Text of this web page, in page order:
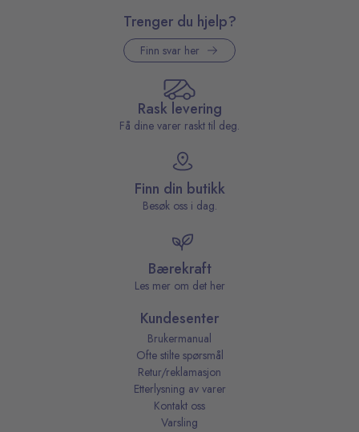
Trenger du hjelp?
Finn svar her
Rask levering
Få dine varer raskt til deg.
Finn din butikk
Besøk oss i dag.
Bærekraft
Les mer om det her
Kundesenter
Brukermanual
Ofte stilte spørsmål
Retur/reklamasjon
Etterlysning av varer
Kontakt oss
Varsling